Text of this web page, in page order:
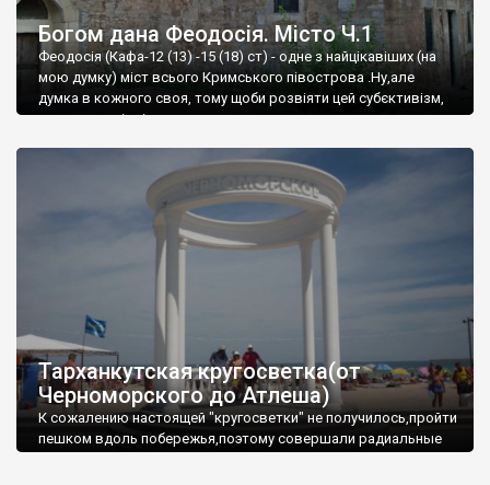
Богом дана Феодосія. Місто Ч.1
Феодосія (Кафа-12 (13) -15 (18) ст) - одне з найцікавіших (на
мою думку) міст всього Кримського півострова .Ну,але
думка в кожного своя, тому щоби розвіяти цей субєктивізм,
запрошую відвідати це
Тарханкутская кругосветка(от
Черноморского до Атлеша)
К сожалению настоящей "кругосветки" не получилось,пройти
пешком вдоль побережья,поэтому совершали радиальные